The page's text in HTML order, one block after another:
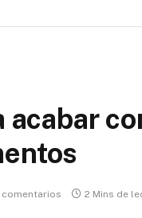
acabar
comentarios 2 Mins de